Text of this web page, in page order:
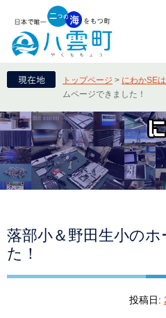
トップページ > にわかSE
ムページできました！
落部小＆野田生小の
た！
投稿日: